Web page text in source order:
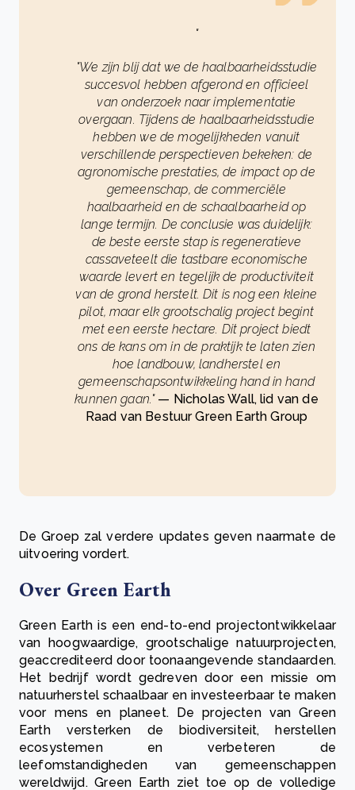
"
"We zijn blij dat we de haalbaarheidsstudie
succesvol hebben afgerond en officieel
van onderzoek naar implementatie
overgaan. Tijdens de haalbaarheidsstudie
hebben we de mogelijkheden vanuit
verschillende perspectieven bekeken: de
agronomische prestaties, de impact op de
gemeenschap, de commerciële
haalbaarheid en de schaalbaarheid op
lange termijn. De conclusie was duidelijk:
de beste eerste stap is regeneratieve
cassaveteelt die tastbare economische
waarde levert en tegelijk de productiviteit
van de grond herstelt.Dit is nog een kleine
pilot, maar elk grootschalig project begint
met een eerste hectare. Dit project biedt
ons de kans om in de praktijk te laten zien
hoe landbouw, landherstel en
gemeenschapsontwikkeling hand in hand
kunnen gaan."— Nicholas Wall, lid van de
Raad van Bestuur Green Earth Group
De Groep zal verdere updates geven naarmate de
uitvoering vordert.
Over Green Earth
Green Earth is een end-to-end projectontwikkelaar
van hoogwaardige, grootschalige natuurprojecten,
geaccrediteerd door toonaangevende standaarden.
Het bedrijf wordt gedreven door een missie om
natuurherstel schaalbaar en investeerbaar te maken
voor mens en planeet. De projecten van Green
Earth versterken de biodiversiteit, herstellen
ecosystemen en verbeteren de
leefomstandigheden van gemeenschappen
wereldwijd. Green Earth ziet toe op de volledige